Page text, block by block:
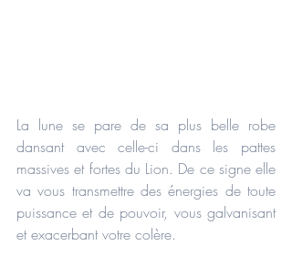
La lune se pare de sa plus belle robe
dansant avec celle-ci dans les pattes
massives et fortes du Lion. De ce signe elle
va vous transmettre des énergies de toute
puissance et de pouvoir, vous galvanisant
et exacerbant votre colère.